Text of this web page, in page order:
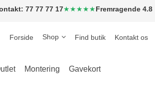
77 77 77 17★★★★★Fremragende 4.8
Forside Shop Find butik Kontakt os
Montering Gavekort